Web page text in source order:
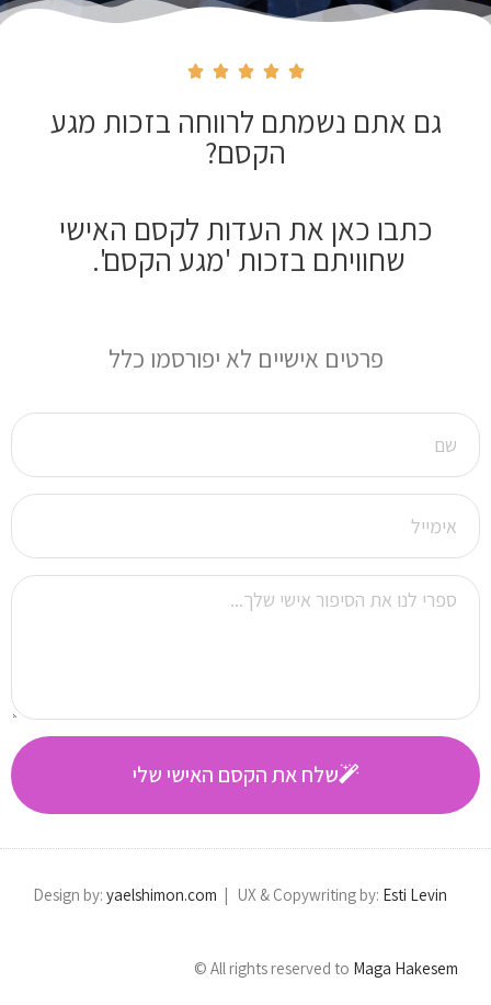





גם אתם נשמתם לרווחה בזכות מגע
הקסם?
כתבו כאן את העדות לקסם האישי
שחוויתם בזכות 'מגע הקסם'.
פרטים אישיים לא יפורסמו כלל
שלח את הקסם האישי שלי
Design by: yaelshimon.com ​ | UX & Copywriting by: Esti Levin
All rights reserved to Maga Hakesem
©​